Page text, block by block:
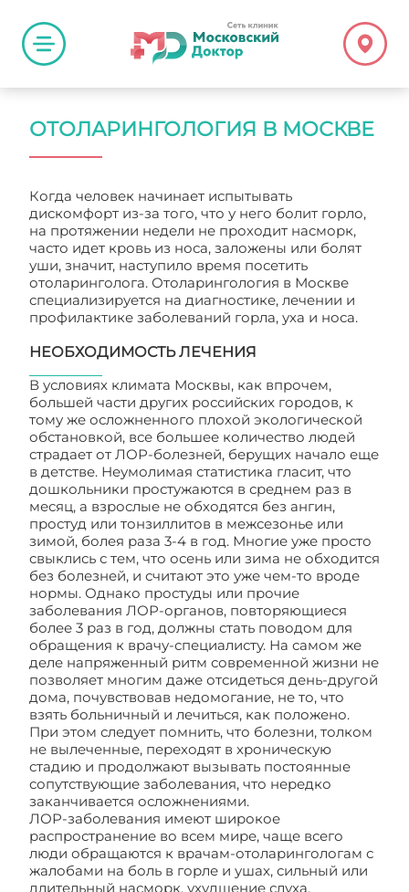
ОТОЛАРИНГОЛОГИЯ В МОСКВЕ
Когда человек начинает испытывать
дискомфорт из-за того, что у него болит горло,
на протяжении недели не проходит насморк,
часто идет кровь из носа, заложены или болят
уши, значит, наступило время посетить
отоларинголога. Отоларингология в Москве
специализируется на диагностике, лечении и
профилактике заболеваний горла, уха и носа.
НЕОБХОДИМОСТЬ ЛЕЧЕНИЯ
В условиях климата Москвы, как впрочем,
большей части других российских городов, к
тому же осложненного плохой экологической
обстановкой, все большее количество людей
страдает от ЛОР-болезней, берущих начало еще
в детстве. Неумолимая статистика гласит, что
дошкольники простужаются в среднем раз в
месяц, а взрослые не обходятся без ангин,
простуд или тонзиллитов в межсезонье или
зимой, болея раза 3-4 в год. Многие уже просто
свыклись с тем, что осень или зима не обходится
без болезней, и считают это уже чем-то вроде
нормы. Однако простуды или прочие
заболевания ЛОР-органов, повторяющиеся
более 3 раз в год, должны стать поводом для
обращения к врачу-специалисту. На самом же
деле напряженный ритм современной жизни не
позволяет многим даже отсидеться день-другой
дома, почувствовав недомогание, не то, что
взять больничный и лечиться, как положено.
При этом следует помнить, что болезни, толком
не вылеченные, переходят в хроническую
стадию и продолжают вызывать постоянные
сопутствующие заболевания, что нередко
заканчивается осложнениями.
ЛОР-заболевания имеют широкое
распространение во всем мире, чаще всего
люди обращаются к врачам-отоларингологам с
жалобами на боль в горле и ушах, сильный или
длительный насморк, ухудшение слуха,